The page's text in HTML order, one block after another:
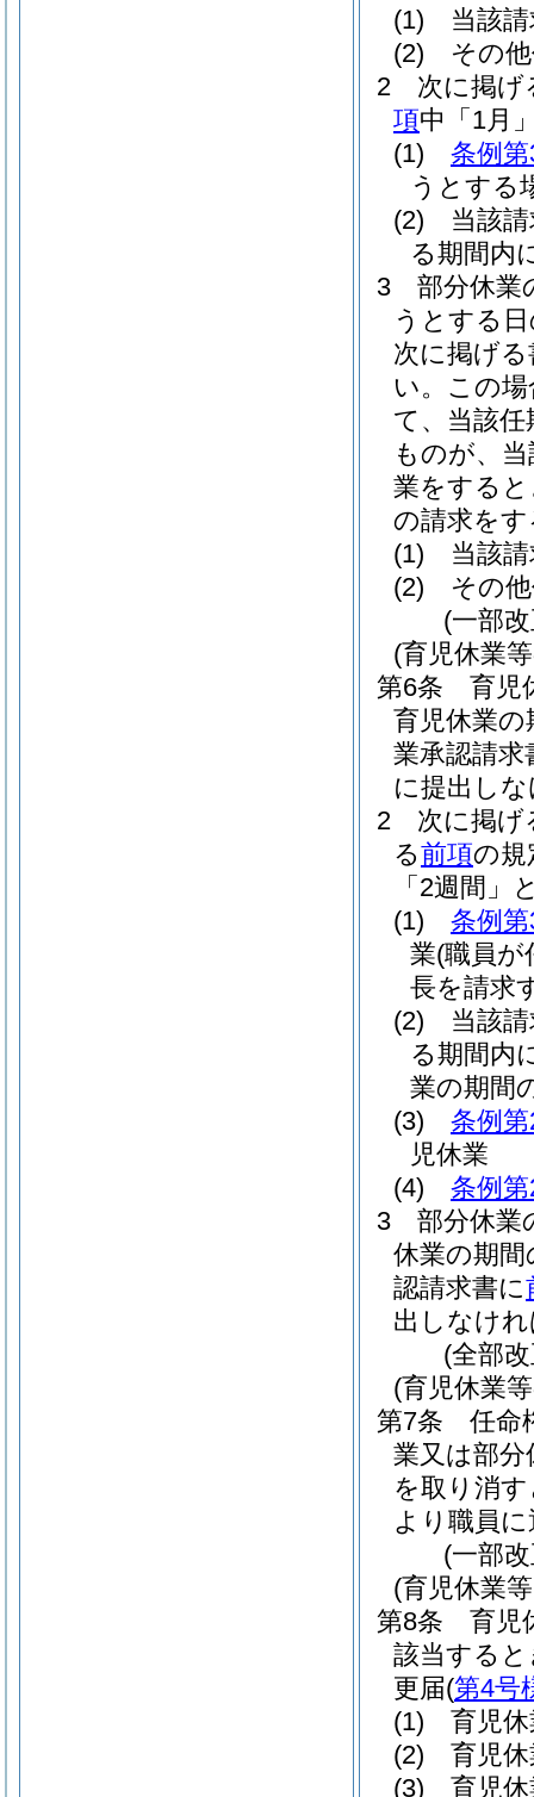
(1)
当該
(2)
その
2
次に掲げ
項中「1月
(1)
条例
うとする
(2)
当該
る期間内
3
部分休業
うとする
次に掲げ
い。 この
て、当該
ものが、
業をする
の請求を
(1)
当該
(2)
その
(一部
(育児休業
第6条
育児
育児休業
業承認請求
に提出し
2
次に掲げ
る前項の規
「2週間」
(1)
条例
業(職員が
長を請求
(2)
当該
る期間内
業の期間
(3)
条例
児休業
(4)
条例
3
部分休業
休業の期
認請求書に
出しなけ
(全部
(育児休業
第7条
任命
業又は部分
を取り消
より職員
(一部
(育児休業
第8条
育児
該当する
更届(第4号
(1)
育児
(2)
育児
(3)
育児